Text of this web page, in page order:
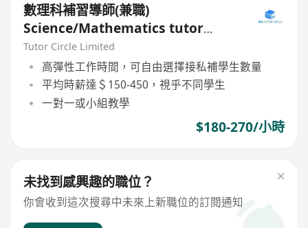
數理科補習導師(兼職)
Science/Mathematics tutor
(Part Time)
Tutor Circle Limited
高彈性工作時間，可自由選擇接私補學生數量
平均時薪達＄150-450，視乎不同學生
一對一或小組教學
$180-270/小時
未找到感興趣的職位？
你會收到這次搜尋中未來上新職位的訂閱通知